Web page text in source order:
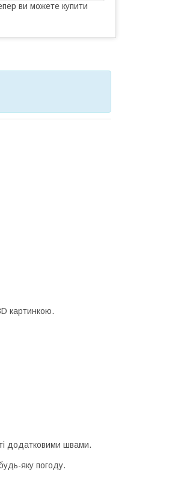
ви можете купити
картинкою.
додатковими швами.
яку погоду.